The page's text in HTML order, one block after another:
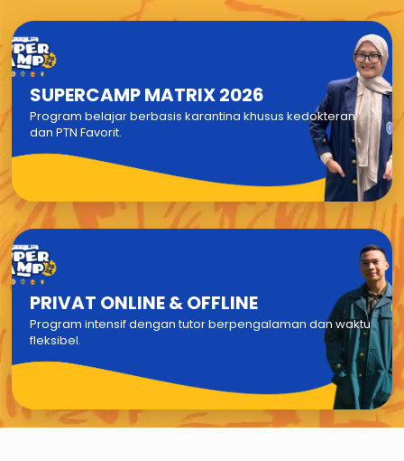
SUPERCAMP MATRIX 2026
Program belajar berbasis karantina khusus kedokteran
dan PTN Favorit.
PRIVAT ONLINE & OFFLINE
Program intensif dengan tutor berpengalaman dan waktu
fleksibel.